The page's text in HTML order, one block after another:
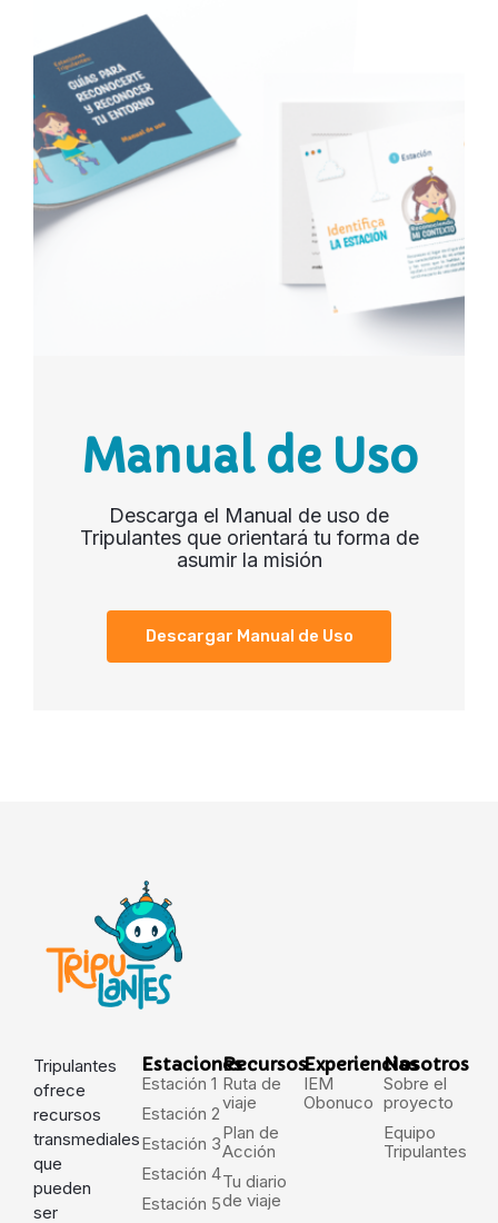
Manual de Uso
Descarga el Manual de uso de
Tripulantes que orientará tu forma de
asumir la misión
Descargar Manual de Uso
Tripulantes
ofrece
recursos
transmediales
que
pueden
ser
Estaciones
Estación 1
Estación 2
Estación 3
Estación 4
Estación 5
Recursos
Ruta de
viaje
Plan de
Acción
Tu diario
de viaje
Experiencias
IEM
Obonuco
Nosotros
Sobre el
proyecto
Equipo
Tripulantes